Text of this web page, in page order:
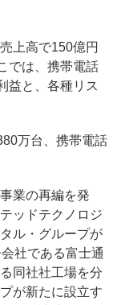
上高で150億円
では、携帯電話
益と、各種リス
万台、携帯電話
業の再編を発
ッドテクノロジ
ル・グループが
社である富士通
同社社工場を分
が新たに設立す